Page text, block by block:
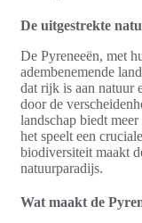
De uitgestrekte
De Pyreneeën, met
adembenemende
dat rijk is aan natuur
door de
landschap biedt
het speelt een
biodiversiteit maakt
natuurparadijs.
Wat maakt de